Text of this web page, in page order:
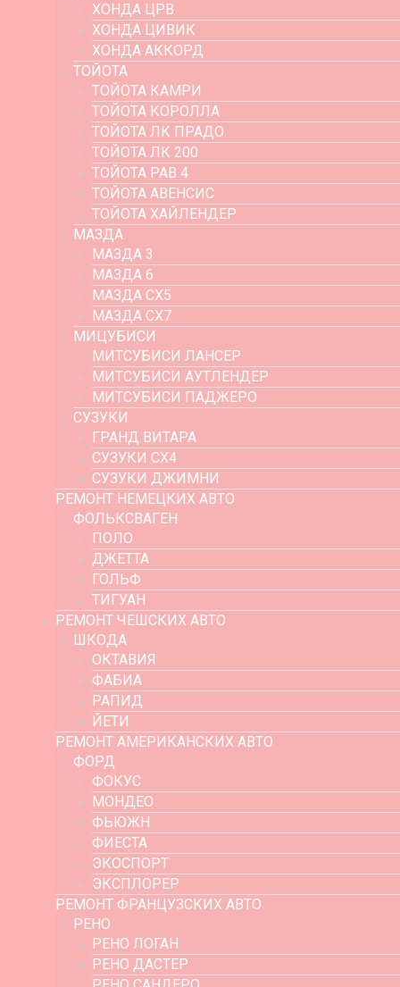
ХОНДА ЦРВ
ХОНДА ЦИВИК
ХОНДА АККОРД
ТОЙОТА
ТОЙОТА КАМРИ
ТОЙОТА КОРОЛЛА
ТОЙОТА ЛК ПРАДО
ТОЙОТА ЛК 200
ТОЙОТА РАВ 4
ТОЙОТА АВЕНСИС
ТОЙОТА ХАЙЛЕНДЕР
МАЗДА
МАЗДА 3
МАЗДА 6
МАЗДА СХ5
МАЗДА СХ7
МИЦУБИСИ
МИТСУБИСИ ЛАНСЕР
МИТСУБИСИ АУТЛЕНДЕР
МИТСУБИСИ ПАДЖЕРО
СУЗУКИ
ГРАНД ВИТАРА
СУЗУКИ СХ4
СУЗУКИ ДЖИМНИ
РЕМОНТ НЕМЕЦКИХ АВТО
ФОЛЬКСВАГЕН
ПОЛО
ДЖЕТТА
ГОЛЬФ
ТИГУАН
РЕМОНТ ЧЕШСКИХ АВТО
ШКОДА
ОКТАВИЯ
ФАБИА
РАПИД
ЙЕТИ
РЕМОНТ АМЕРИКАНСКИХ АВТО
ФОРД
ФОКУС
МОНДЕО
ФЬЮЖН
ФИЕСТА
ЭКОСПОРТ
ЭКСПЛОРЕР
РЕМОНТ ФРАНЦУЗСКИХ АВТО
РЕНО
РЕНО ЛОГАН
РЕНО ДАСТЕР